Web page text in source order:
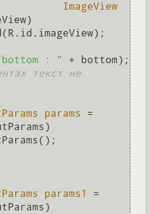
ImageView
: "
+ bottom);
текст не
params
=
params1
=